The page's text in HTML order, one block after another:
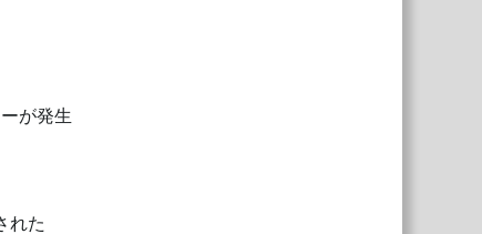
が発生
れた